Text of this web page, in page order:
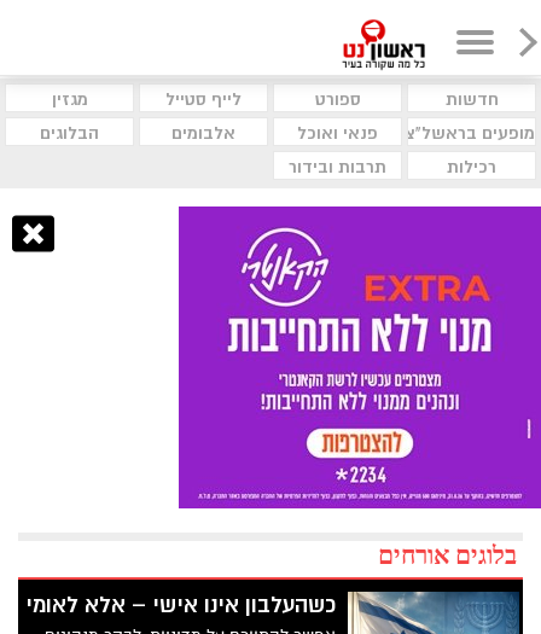
חדשות ספורט לייף סטייל
מגזין
מופעים בראשל"צ
פנאי ואוכל אלבומים
הבלוגים
רכילות
תרבות ובידור
בלוגים אורחים
כשהעלבון אינו אישי – אלא לאומי